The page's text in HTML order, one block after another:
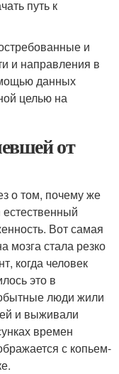
путь к
и
и направления в
данных
целью на
от
о том, почему же
Вот самая
мозга стала резко
когда человек
это в
люди жили
и выживали
времен
с копьем-